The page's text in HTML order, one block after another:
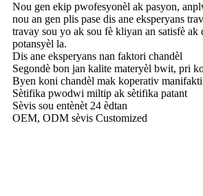
Nou gen ekip pwofesyonèl ak pasyon,
nou an gen plis pase dis ane eksperyans
travay sou yo ak sou fè kliyan an satisfè ak
potansyèl la.
Dis ane eksperyans nan faktori chandèl
Segondè bon jan kalite materyèl bwit, pri
Byen koni chandèl mak koperativ
Sètifika pwodwi miltip ak sètifika patant
Sèvis sou entènèt 24 èdtan
OEM, ODM sèvis Customized